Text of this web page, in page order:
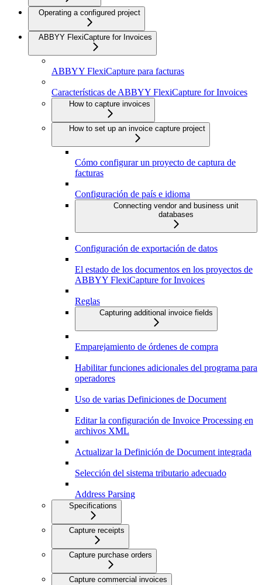
Operating a configured project
ABBYY FlexiCapture for Invoices
ABBYY FlexiCapture para facturas
Características de ABBYY FlexiCapture for Invoices
How to capture invoices
How to set up an invoice capture project
Cómo configurar un proyecto de captura de
facturas
Configuración de país e idioma
Connecting vendor and business unit
databases
Configuración de exportación de datos
El estado de los documentos en los proyectos de
ABBYY FlexiCapture for Invoices
Reglas
Capturing additional invoice fields
Emparejamiento de órdenes de compra
Habilitar funciones adicionales del programa para
operadores
Uso de varias Definiciones de Document
Editar la configuración de Invoice Processing en
archivos XML
Actualizar la Definición de Document integrada
Selección del sistema tributario adecuado
Address Parsing
Specifications
Capture receipts
Capture purchase orders
Capture commercial invoices